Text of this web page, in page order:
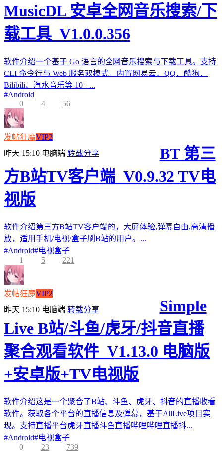
MusicDL 安卓全网音乐搜索/下
载工具_V1.0.0.356
软件介绍一个基于 Go 语言的全网音乐搜索与下载工具。支持
CLI 命令行与 Web 服务双模式，内置网易云、QQ、酷狗、
Bilibili、汽水音乐等 10+ ...
#Android
0
4 56
发帖狂魔VIP2
昨天 15:10 电脑端 转载分享
BT 第三
方B站TV客户端_V0.9.32 TV电
视版
软件介绍第三方B站TV客户端的，大屏体验,弹幕自由,高清播
放，适用手机/电视/盒子刷B站的用户。...
#Android#电视盒子
1
5 221
发帖狂魔VIP2
昨天 15:10 电脑端 转载分享
Simple
Live B站/斗鱼/虎牙/抖音直播
聚合观看软件_V1.13.0 电脑版
+安卓版+TV电视版
软件介绍这是一个聚合了B站、斗鱼、虎牙、抖音的直播收看
软件。获取各个平台的直播信息及弹幕，基于AllLive项目实
现。支持直播平台虎牙直播斗鱼直播哔哩哔哩直播抖...
#Android#电视盒子
0
23 739